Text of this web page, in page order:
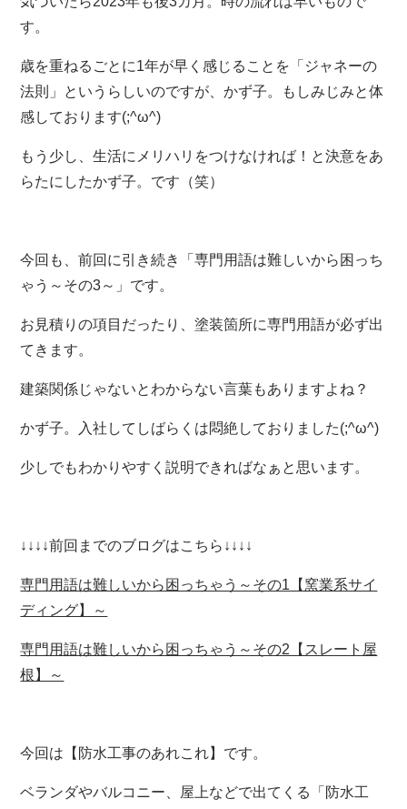
す。
歳を重ねるごとに1年が早く感じることを「ジャネーの
法則」というらしいのですが、かず子。もしみじみと体
感しております(;^ω^)
もう少し、生活にメリハリをつけなければ！と決意をあ
らたにしたかず子。です（笑）
今回も、前回に引き続き「専門用語は難しいから困っち
ゃう～その3～」です。
お見積りの項目だったり、塗装箇所に専門用語が必ず出
てきます。
建築関係じゃないとわからない言葉もありますよね？
かず子。入社してしばらくは悶絶しておりました(;^ω^)
少しでもわかりやすく説明できればなぁと思います。
↓↓↓↓前回までのブログはこちら↓↓↓↓
専門用語は難しいから困っちゃう～その1【窯業系サイ
ディング】～
専門用語は難しいから困っちゃう～その2【スレート屋
根】～
今回は【防水工事のあれこれ】です。
ベランダやバルコニー、屋上などで出てくる「防水工